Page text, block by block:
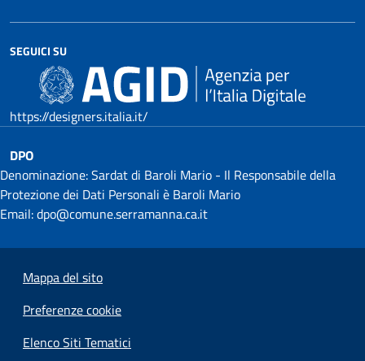
SEGUICI SU
https://designers.italia.it/
DPO
Denominazione: Sardat di Baroli Mario - Il Responsabile della
Protezione dei Dati Personali è Baroli Mario
Email: dpo@comune.serramanna.ca.it
Mappa del sito
Preferenze cookie
Elenco Siti Tematici